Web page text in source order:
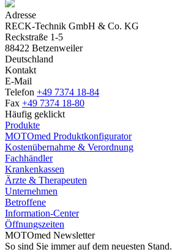
Adresse
RECK-Technik GmbH & Co. KG
Reckstraße 1-5
88422 Betzenweiler
Deutschland
Kontakt
E-Mail
Telefon +49 7374 18-84
Fax +49 7374 18-80
Häufig geklickt
Produkte
MOTOmed Produktkonfigurator
Kostenübernahme & Verordnung
Fachhändler
Krankenkassen
Ärzte & Therapeuten
Unternehmen
Betroffene
Information-Center
Öffnungszeiten
MOTOmed Newsletter
So sind Sie immer auf dem neuesten Stand.